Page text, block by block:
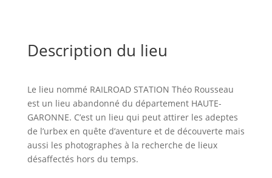
Description du lieu
Le lieu nommé RAILROAD STATION Théo Rousseau
est un lieu abandonné du département HAUTE-
GARONNE. C’est un lieu qui peut attirer les adeptes
de l’urbex en quête d’aventure et de découverte mais
aussi les photographes à la recherche de lieux
désaffectés hors du temps.